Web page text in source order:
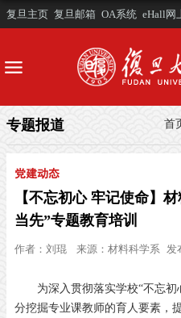
复旦主页 复旦邮箱 OA系统 eHall网
首
专题报道
党建动态
【不忘初心 牢记使命】
当先”专题教育培训
作者： 刘琨 来源： 材料科学系 发
为深入贯彻落实学校“不忘
分挖掘专业课教师的育人要素，